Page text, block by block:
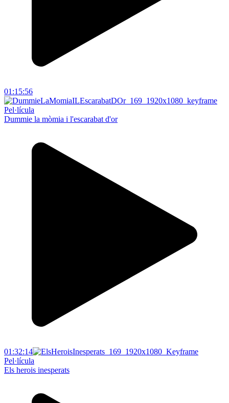
01:15:56
Pel·lícula
Dummie la mòmia i l'escarabat d'or
01:32:14
Pel·lícula
Els herois inesperats